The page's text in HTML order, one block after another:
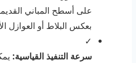
على أسطح المباني
بعكس البلاط أو العوازل
✓
سرعة التنفيذ القياسية: